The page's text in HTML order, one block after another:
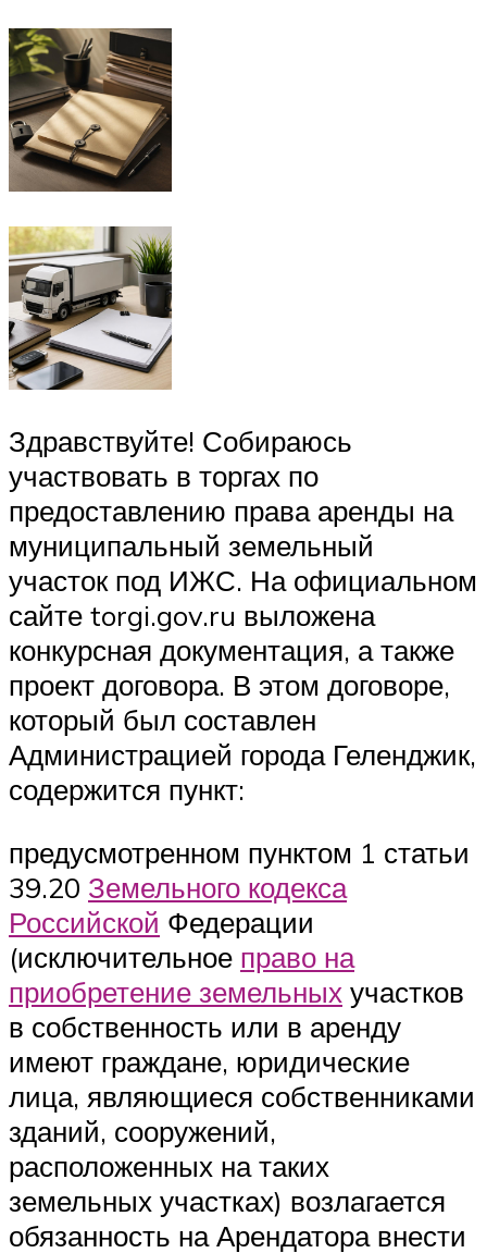
Здравствуйте! Собираюсь
участвовать в торгах по
предоставлению права аренды на
муниципальный земельный
участок под ИЖС. На официальном
сайте torgi.gov.ru выложена
конкурсная документация, а также
проект договора. В этом договоре,
который был составлен
Администрацией города Геленджик,
содержится пункт:
предусмотренном пунктом 1 статьи
39.20 Земельного кодекса
Российской Федерации
(исключительное право на
приобретение земельных участков
в собственность или в аренду
имеют граждане, юридические
лица, являющиеся собственниками
зданий, сооружений,
расположенных на таких
земельных участках) возлагается
обязанность на Арендатора внести